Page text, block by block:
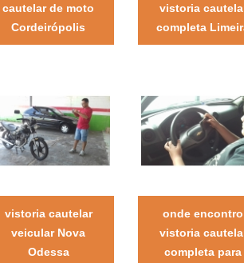
cautelar de moto
Cordeirópolis
vistoria
completa
vistoria cautelar
veicular Nova
Odessa
onde encontro
vistoria
completa para